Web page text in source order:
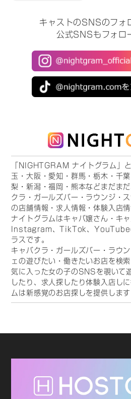
キャストのSNSのフォ
公式SNSもフォロ
「NIGHTGRAM ナイトグラム」
玉・大阪・愛知・群馬・栃木・千
梨・新潟・福岡・熊本などまだま
クラ・ガールズバー・ラウンジ・
の店舗情報・求人情報・体験入店
ナイトグラムはキャバ嬢さん・キ
Instagram、TikTok、YouTube
ラスです。
キャバクラ・ガールズバー・ラウ
ェの遊びたい・働きたいお店を検索
気に入った女の子のSNSを覗いて
したり、求人探したり体験入店し
ムは新感覚のお店探しを提供しま